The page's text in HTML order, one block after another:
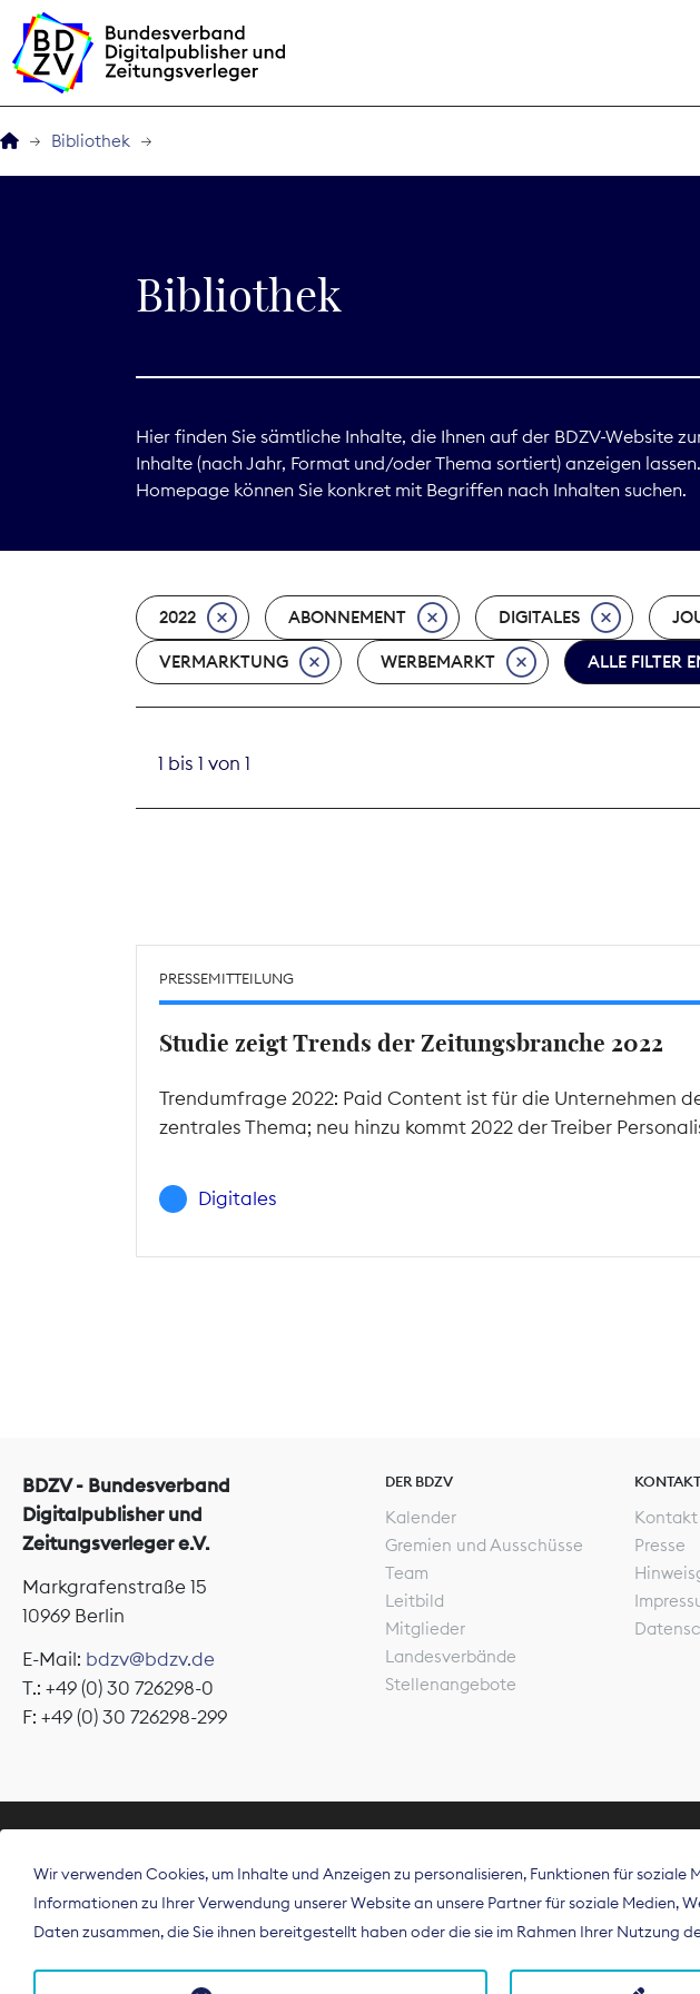
BDZVplus GmbH
Service
Bibliothek
Bibliothek
Hier finden Sie sämtliche Inhalte, die Ihnen auf der BDZV-Website
Inhalte (nach Jahr, Format und/oder Thema sortiert) anzeigen
Homepage können Sie konkret mit Begriffen nach Inhalten suchen.
2022 ABONNEMENT DIGITALES
VERMARKTUNG WERBEMARKT ALLE FILTER
1 bis 1 von 1
PRESSEMITTEILUNG
Studie zeigt Trends der Zeitungsbranche 2022
Trendumfrage 2022: Paid Content ist für die Unternehmen
zentrales Thema; neu hinzu kommt 2022 der Treiber
Digitales
BDZV - Bundesverband
Digitalpublisher und
Zeitungsverleger e.V.
Markgrafenstraße 15
10969 Berlin
E-Mail: bdzv@bdzv.de
T.: +49 (0) 30 726298-0
F: +49 (0) 30 726298-299
DER BDZV
Kalender
Gremien und Ausschüsse
Team
Leitbild
Mitglieder
Landesverbände
Stellenangebote
KONTAKT
Kontakt
Presse
Der Bundesverband
Spitzenorganisation die
Deutschland und auf EU-Ebene.
Wir verwenden Cookies, um Inhalte und Anzeigen zu personalisieren, Funktionen für
Informationen zu Ihrer Verwendung unserer Website an unsere Partner für soziale
Daten zusammen, die Sie ihnen bereitgestellt haben oder die sie im Rahmen Ihrer Nutzung